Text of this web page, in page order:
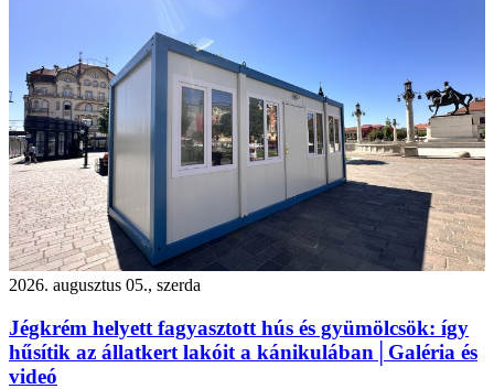
2026. augusztus 05., szerda
Jégkrém helyett fagyasztott hús és gyümölcsök: így
hűsítik az állatkert lakóit a kánikulában│Galéria és
videó